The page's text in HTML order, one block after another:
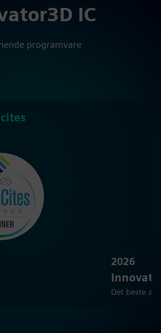
IC
programvare
2026
Det beste av